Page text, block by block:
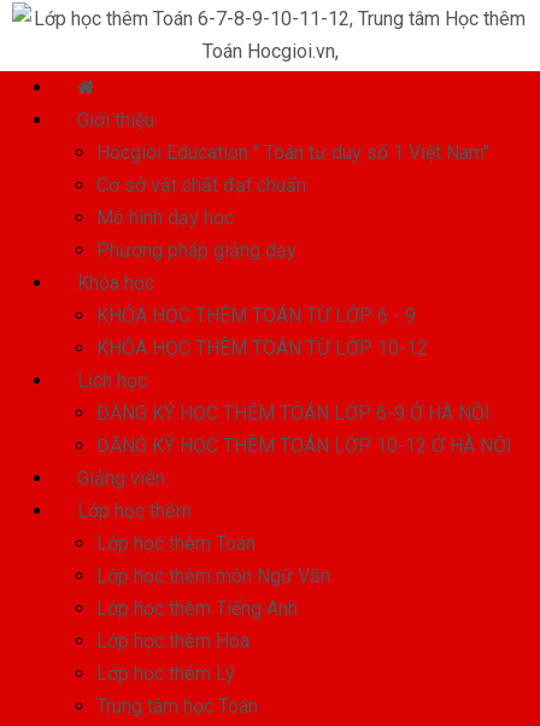
Giới thiệu
Hocgioi Education " Toán tư duy số 1 Việt Nam"
Cơ sở vật chất đạt chuẩn
Mô hình dạy học
Phương pháp giảng dạy
Khóa học
KHÓA HỌC THÊM TOÁN TỪ LỚP 6 - 9
KHÓA HỌC THÊM TOÁN TỪ LỚP 10-12
Lịch học
ĐĂNG KÝ HỌC THÊM TOÁN LỚP 6-9 Ở HÀ NỘI
ĐĂNG KÝ HỌC THÊM TOÁN LỚP 10-12 Ở HÀ NỘI
Giảng viên
Lớp học thêm
Lớp học thêm Toán
Lớp học thêm môn Ngữ Văn
Lớp học thêm Tiếng Anh
Lớp học thêm Hóa
Lớp học thêm Lý
Trung tâm học Toán